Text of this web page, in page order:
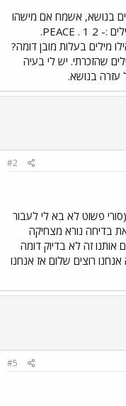
בנושא, אשמח אם מישהו
יוכל להסביר כאן. מה הקשר בין שלושת המילים :- PEACE . 1 2.
שאלתי היא :- 1. האם אילו מילים בעלות מובן דומה?
שהזכרתי. יש לי בעיה
עזרה בנושא.
#2
פשוט לא בא לי לעבור
בדיחה נורא מצחיקה
זה לא בדיוק דומה
רוצים שלום אז אנחנו
#5